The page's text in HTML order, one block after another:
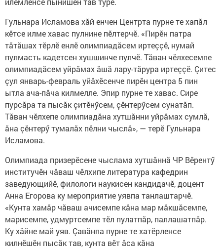
Гульнара Исламова хăй енчен Центрта пурне те хапăл
кӗтсе илме хавас пулнине пӗлтерчӗ. «Пирӗн патра
тăтăшах тӗрлӗ енлӗ олимпиадăсем иртеççӗ, нумай
пулмасть кадетсен хушшинче пулчӗ. Тăван чӗлхесемпе
олимпиадăсем уйрăмах ăшă лару-тăрура иртеççӗ. Çитес
çул январь-февраль уйăхӗсенче пирӗн центра 5 пин
ытла ача-пăча килмелле. Эпир пурне те хавас. Сире
пурсăра та пысăк çитӗнӳсем, çӗнтерӳсем сунатăп.
Тăван чӗлхепе олимпиадăна хутшăнни уйрăмах сумлă,
ăна çӗнтерӳ тумалăх пӗлни чыслă», — терӗ Гульнара
Исламова.
Олимпиада призерӗсене чыслама хутшăннă ЧР Вӗрентӳ
институчӗн чăваш чӗлхипе литература кафедрин
заведующийӗ, филологи наукисен кандидачӗ, доцент
Анна Егорова ку мероприятие уявпа танлаштарчӗ.
«Кунта хамăр чăваш ачисемпе кăна мар мăкшăсемпе,
марисемпе, удмуртсемпе тӗл пулатпăр, паллашатпăр.
Ку хăйне май уяв. Çавăнпа пурне те хатӗрленсе
килнӗшӗн пысăк тав, кунта вӗт ăса кăна